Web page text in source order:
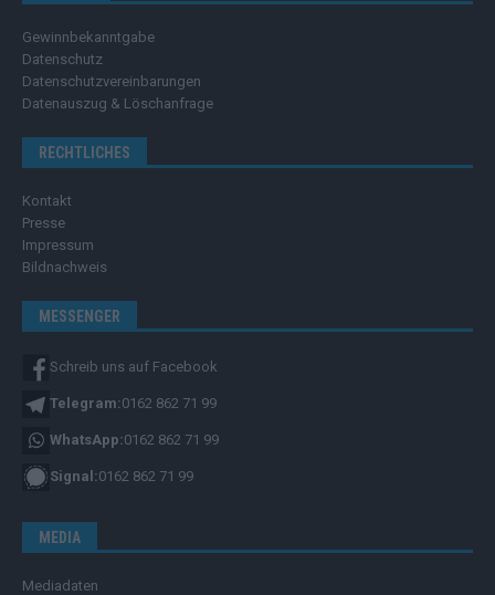
Gewinnbekanntgabe
Datenschutz
Datenschutzvereinbarungen
Datenauszug & Löschanfrage
RECHTLICHES
Kontakt
Presse
Impressum
Bildnachweis
MESSENGER
Schreib uns auf Facebook
Telegram:0162 862 71 99
WhatsApp:0162 862 71 99
Signal:0162 862 71 99
MEDIA
Mediadaten